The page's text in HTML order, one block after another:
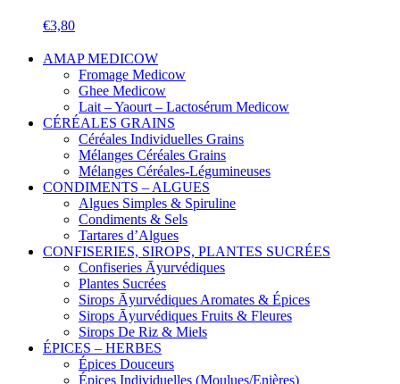
€3,80
AMAP MEDICOW
Fromage Medicow
Ghee Medicow
Lait – Yaourt – Lactosérum Medicow
CÉRÉALES GRAINS
Céréales Individuelles Grains
Mélanges Céréales Grains
Mélanges Céréales-Légumineuses
CONDIMENTS – ALGUES
Algues Simples & Spiruline
Condiments & Sels
Tartares d’Algues
CONFISERIES, SIROPS, PLANTES SUCRÉES
Confiseries Āyurvédiques
Plantes Sucrées
Sirops Āyurvédiques Aromates & Épices
Sirops Āyurvédiques Fruits & Fleures
Sirops De Riz & Miels
ÉPICES – HERBES
Épices Douceurs
Épices Individuelles (Moulues/Enières)